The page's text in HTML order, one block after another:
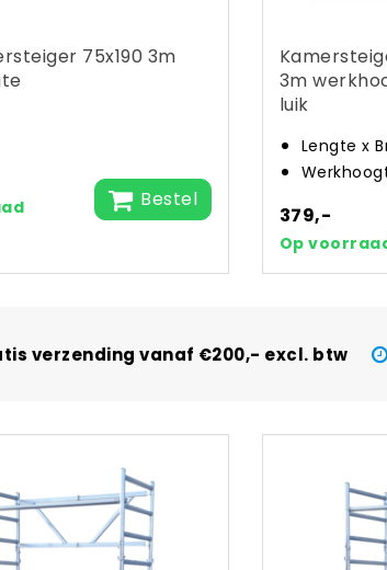
75x190 3m
Bestel
3m
luik
Lengte x
379,-
Op
verzending vanaf €200,- excl. btw